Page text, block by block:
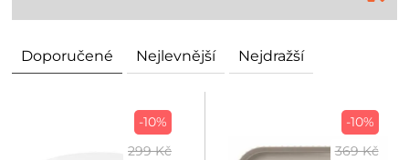
Doporučené Nejlevnější Nejdražší
-10%
299 Kč
-10%
369 Kč